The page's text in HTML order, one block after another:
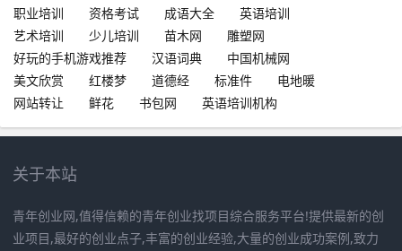
职业培训
资格考试 成语大全
英语培训
艺术培训
少儿培训 苗木网
雕塑网
好玩的手机游戏推荐
汉语词典
中国机械网
美文欣赏
红楼梦 道德经 标准件
电地暖
网站转让
鲜花 书包网 英语培训机构
关于本站
青年创业网,值得信赖的青年创业找项目综合服务平台!提供最新的创
业项目,最好的创业点子,丰富的创业经验,大量的创业成功案例,致力